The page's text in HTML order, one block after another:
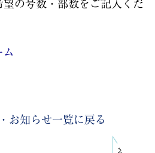
望の号数・部数をご記入くだ
ム
お知らせ一覧に戻る